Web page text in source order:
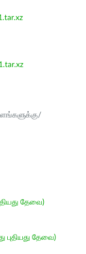
தேவை)
புதியது தேவை)